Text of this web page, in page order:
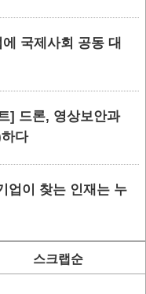
국제사회 공동 대
] 드론, 영상보안과
다
업이 찾는 인재는 누
스크랩순